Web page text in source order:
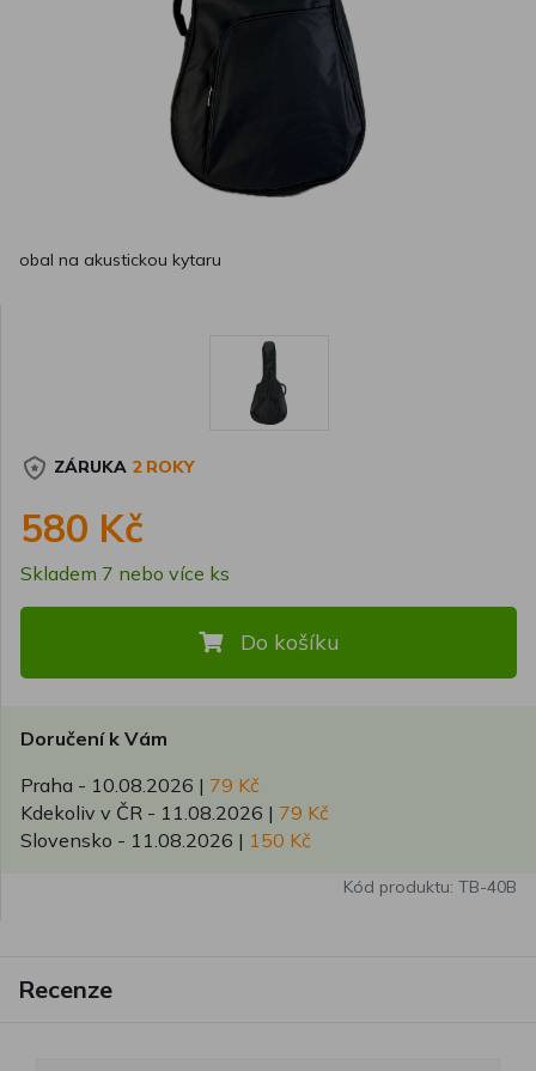
obal na akustickou kytaru
ZÁRUKA 2 ROKY
580 Kč
Skladem 7 nebo více ks
Do košíku
Doručení k Vám
Praha - 10.08.2026 | 79 Kč
Kdekoliv v ČR - 11.08.2026 | 79 Kč
Slovensko - 11.08.2026 | 150 Kč
Kód produktu: TB-40B
Recenze